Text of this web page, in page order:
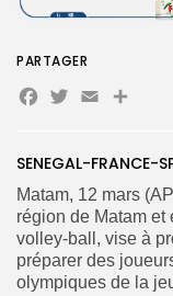
Search
FR
SENEGAL-FRANCE-
Matam, 12 mars
région de Matam
volley-ball, vise à
préparer des
olympiques de la
PARTAGER
Facebook
Twitter
Email